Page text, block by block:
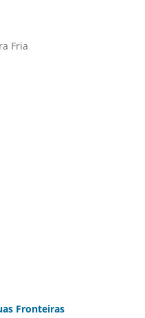
Fria
Fronteiras